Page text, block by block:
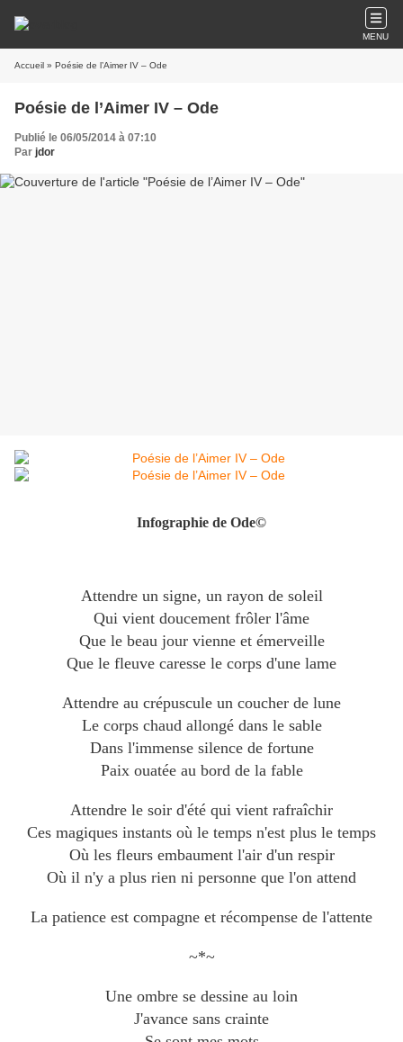
MENU
Accueil » Poésie de l’Aimer IV – Ode
Poésie de l’Aimer IV – Ode
Publié le 06/05/2014 à 07:10
Par jdor
Infographie de Ode©
Attendre un signe, un rayon de soleil
Qui vient doucement frôler l'âme
Que le beau jour vienne et émerveille
Que le fleuve caresse le corps d'une lame
Attendre au crépuscule un coucher de lune
Le corps chaud allongé dans le sable
Dans l'immense silence de fortune
Paix ouatée au bord de la fable
Attendre le soir d'été qui vient rafraîchir
Ces magiques instants où le temps n'est plus le temps
Où les fleurs embaument l'air d'un respir
Où il n'y a plus rien ni personne que l'on attend
La patience est compagne et récompense de l'attente
~*~
Une ombre se dessine au loin
J'avance sans crainte